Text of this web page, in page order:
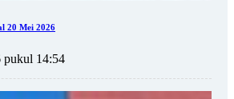
20 Mei 2026
pukul 14:54